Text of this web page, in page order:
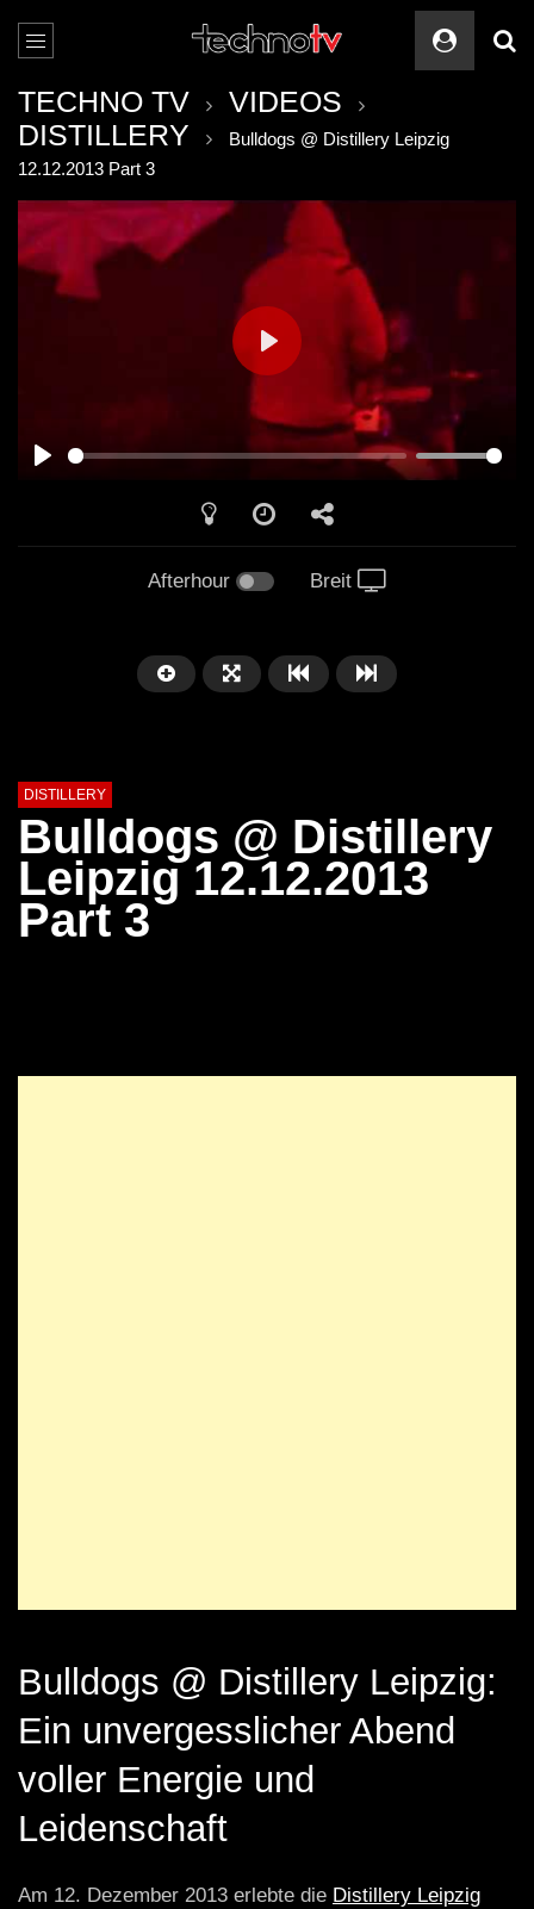
TECHNO TV
VIDEOS
DISTILLERY
Bulldogs @ Distillery Leipzig
12.12.2013 Part 3
PLAY
Afterhour Breit
DISTILLERY
Bulldogs @ Distillery
Leipzig 12.12.2013
Part 3
Bulldogs @ Distillery Leipzig:
Ein unvergesslicher Abend
voller Energie und
Leidenschaft
Am 12. Dezember 2013 erlebte die Distillery Leipzig